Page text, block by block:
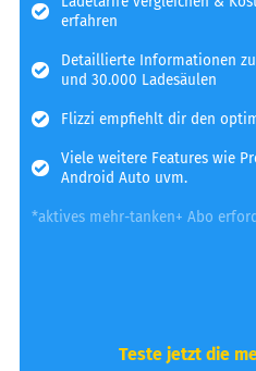
erfahren
Detaillierte Informationen
und 30.000 Ladesäulen
Flizzi empfiehlt dir den
Viele weitere Features wie
Android Auto uvm.
*aktives mehr-tanken+ Abo
Teste jetzt die